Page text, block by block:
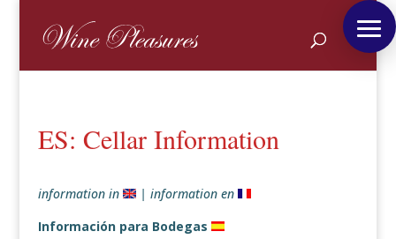
ES: Cellar Information
information in
| information en
Información para Bodegas